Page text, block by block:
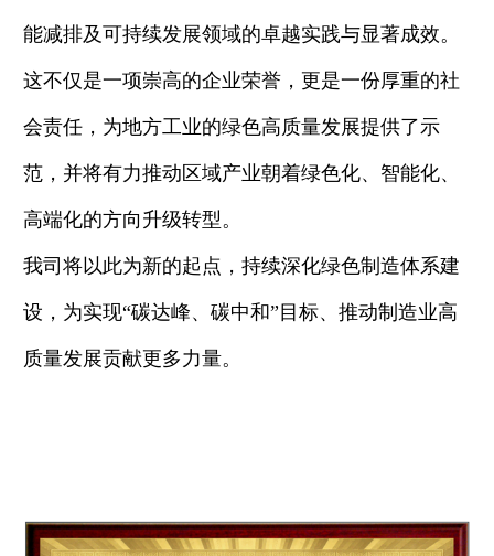
能减排及可持续发展领域的卓越实践与显著成效。
这不仅是一项崇高的企业荣誉，更是一份厚重的社
会责任 ， 为地方工业的绿色高质量发展提供了示
范，并将有力推动区域产业朝着绿色化、智能化、
高端化的方向升级转型。
我司将以此为新的起点，持续深化绿色制造体系建
设，为实现“碳达峰、碳中和”目标、推动制造业高
质量发展贡献更多力量。